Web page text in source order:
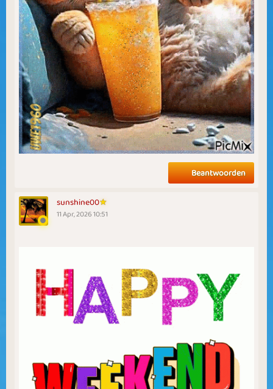
Beantwoorden
sunshine00
11 Apr, 2026 10:51